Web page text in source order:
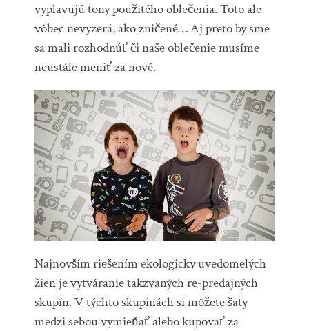
vyplavujú tony použitého oblečenia. Toto ale
vôbec nevyzerá, ako zničené… Aj preto by sme
sa mali rozhodnúť či naše oblečenie musíme
neustále meniť za nové.
Najnovším riešením ekologicky uvedomelých
žien je vytváranie takzvaných re-predajných
skupín. V týchto skupinách si môžete šaty
medzi sebou vymieňať alebo kupovať za